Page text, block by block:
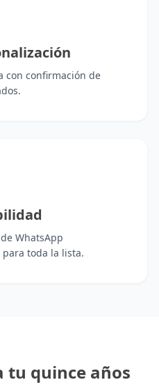
con confirmación de
WhatsApp
toda la lista.
tu quince años